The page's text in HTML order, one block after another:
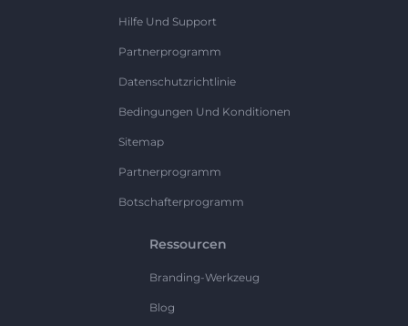
Hilfe Und Support
Partnerprogramm
Datenschutzrichtlinie
Bedingungen Und Konditionen
Sitemap
Partnerprogramm
Botschafterprogramm
Ressourcen
Branding-Werkzeug
Blog